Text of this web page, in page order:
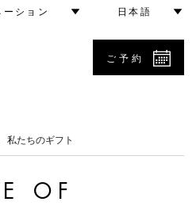
ーション 日本語
ご予約
私たちのギフト
OF